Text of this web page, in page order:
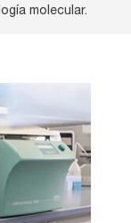
molecular.